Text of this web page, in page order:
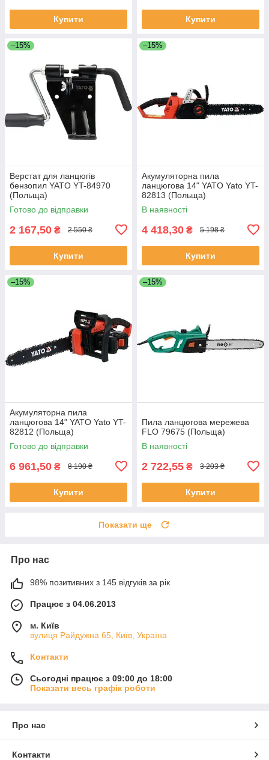
Купити Купити
–15%
Верстат для ланцюгів
бензопил YATO YT-84970
(Польща)
Готово до відправки
2 167,50 ₴ 2 550 ₴
Купити
–15%
Акумуляторна пила
ланцюгова 14" YATO Yato YT-
82813 (Польща)
В наявності
4 418,30 ₴ 5 198 ₴
Купити
–15%
Акумуляторна пила
ланцюгова 14" YATO Yato YT-
82812 (Польща)
Готово до відправки
6 961,50 ₴ 8 190 ₴
Купити
–15%
Пила ланцюгова мережева
FLO 79675 (Польща)
В наявності
2 722,55 ₴ 3 203 ₴
Купити
Показати ще
Про нас
98% позитивних з 145 відгуків за рік
Працює з 04.06.2013
м. Київ
вулиця Райдужна 65, Київ, Україна
Контакти
Сьогодні працює з 09:00 до 18:00
Показати весь графік роботи
Про нас
Контакти